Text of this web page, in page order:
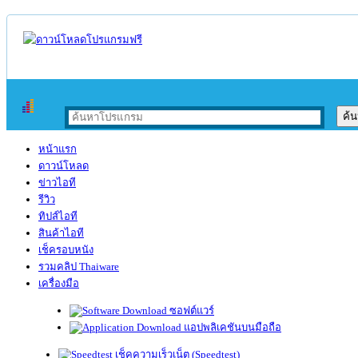
หน้าแรก
ดาวน์โหลด
ข่าวไอที
รีวิว
ทิปส์ไอที
สินค้าไอที
เช็ครอบหนัง
รวมคลิป Thaiware
เครื่องมือ
ซอฟต์แวร์
แอปพลิเคชันบนมือถือ
เช็คความเร็วเน็ต (Speedtest)